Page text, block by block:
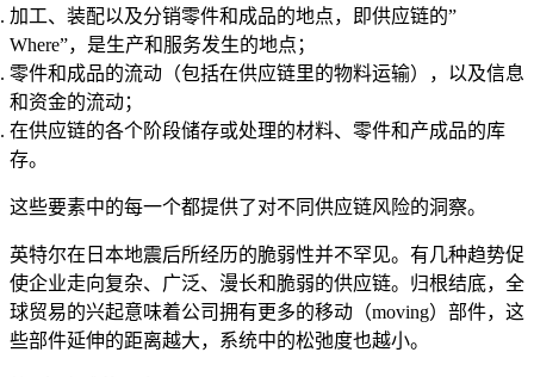
加工、装配以及分销零件和成品的地点，即供应链的”
Where”，是生产和服务发生的地点；
零件和成品的流动（包括在供应链里的物料运输），以及信息
和资金的流动；
在供应链的各个阶段储存或处理的材料、零件和产成品的库
存。
这些要素中的每一个都提供了对不同供应链风险的洞察。
英特尔在日本地震后所经历的脆弱性并不罕见。有几种趋势促
使企业走向复杂、广泛、漫长和脆弱的供应链。归根结底，全
球贸易的兴起意味着公司拥有更多的移动（moving）部件，这
些部件延伸的距离越大，系统中的松弛度也越小。